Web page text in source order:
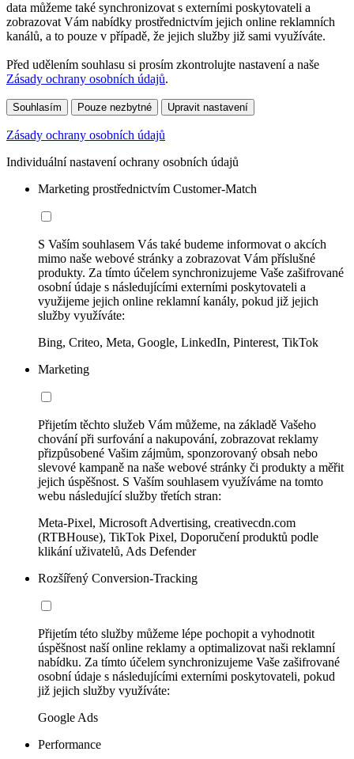
data můžeme také synchronizovat s externími poskytovateli a
zobrazovat Vám nabídky prostřednictvím jejich online reklamních
kanálů, a to pouze v případě, že jejich služby již sami využíváte.
Před udělením souhlasu si prosím zkontrolujte nastavení a naše
Zásady ochrany osobních údajů.
Souhlasím Pouze nezbytné Upravit nastavení
Zásady ochrany osobních údajů
Individuální nastavení ochrany osobních údajů
Marketing prostřednictvím Customer-Match
S Vaším souhlasem Vás také budeme informovat o akcích
mimo naše webové stránky a zobrazovat Vám příslušné
produkty. Za tímto účelem synchronizujeme Vaše zašifrované
osobní údaje s následujícími externími poskytovateli a
využijeme jejich online reklamní kanály, pokud již jejich
služby využíváte:
Bing, Criteo, Meta, Google, LinkedIn, Pinterest, TikTok
Marketing
Přijetím těchto služeb Vám můžeme, na základě Vašeho
chování při surfování a nakupování, zobrazovat reklamy
přizpůsobené Vašim zájmům, sponzorovaný obsah nebo
slevové kampaně na naše webové stránky či produkty a měřit
jejich úspěšnost. S Vaším souhlasem využíváme na tomto
webu následující služby třetích stran:
Meta-Pixel, Microsoft Advertising, creativecdn.com
(RTBHouse), TikTok Pixel, Doporučení produktů podle
klikání uživatelů, Ads Defender
Rozšířený Conversion-Tracking
Přijetím této služby můžeme lépe pochopit a vyhodnotit
úspěšnost naší online reklamy a optimalizovat naši reklamní
nabídku. Za tímto účelem synchronizujeme Vaše zašifrované
osobní údaje s následujícími externími poskytovateli, pokud
již jejich služby využíváte:
Google Ads
Performance